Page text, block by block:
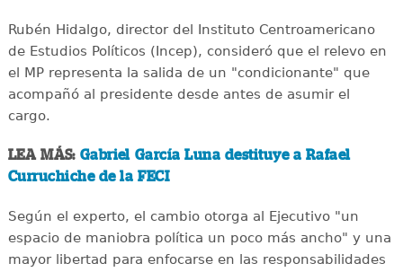
Rubén Hidalgo, director del Instituto Centroamericano
de Estudios Políticos (Incep), consideró que el relevo en
el MP representa la salida de un "condicionante" que
acompañó al presidente desde antes de asumir el
cargo.
LEA MÁS: Gabriel García Luna destituye a Rafael
Curruchiche de la FECI
Según el experto, el cambio otorga al Ejecutivo "un
espacio de maniobra política un poco más ancho" y una
mayor libertad para enfocarse en las responsabilidades